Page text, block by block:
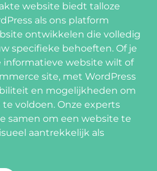
website biedt talloze
als ons platform
ontwikkelen die volledig
specifieke behoeften. Of je
informatieve website wilt of
site, met WordPress
en mogelijkheden om
voldoen. Onze experts
samen om een website te
aantrekkelijk als